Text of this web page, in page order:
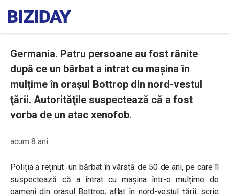
Germania. Patru persoane au fost rănite
după ce un bărbat a intrat cu mașina în
mulțime în oraşul Bottrop din nord-vestul
ţării. Autorităţile suspectează că a fost
vorba de un atac xenofob.
acum 8 ani
Poliția a reținut un bărbat în vârstă de 50 de ani, pe care îl
suspectează că a intrat cu mașina într-o mulțime de
oameni din orașul Bottrop, aflat în nord-vestul țării, scrie